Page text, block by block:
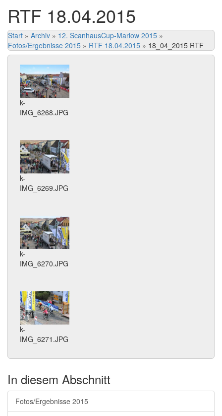
RTF 18.04.2015
Start » Archiv » 12. ScanhausCup-Marlow 2015 »
Fotos/Ergebnisse 2015 » RTF 18.04.2015 » 18_04_2015 RTF
k-
IMG_6268.JPG
k-
IMG_6269.JPG
k-
IMG_6270.JPG
k-
IMG_6271.JPG
In diesem Abschnitt
Fotos/Ergebnisse 2015